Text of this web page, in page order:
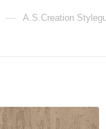
— A.S.Creation